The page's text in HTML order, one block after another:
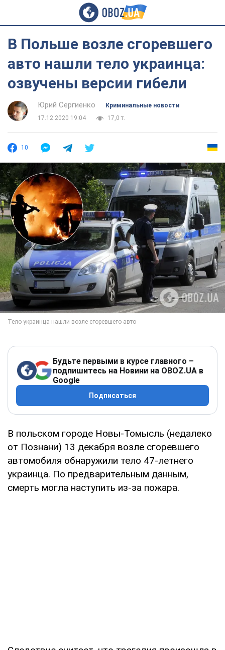
В Польше возле сгоревшего
авто нашли тело украинца:
озвучены версии гибели
Юрий Сергиенко
Криминальные новости
17.12.2020 19:04
17,0 т.
10
Будьте первыми в курсе главного –
подпишитесь на Новини на OBOZ.UA в
Google
Подписаться
В польском городе Новы-Томысль (недалеко
от Познани) 13 декабря возле сгоревшего
автомобиля обнаружили тело 47-летнего
украинца. По предварительным данным,
смерть могла наступить из-за пожара.